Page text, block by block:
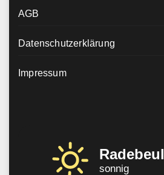
AGB
Datenschutzerklärung
Impressum
Radebeul
sonnig